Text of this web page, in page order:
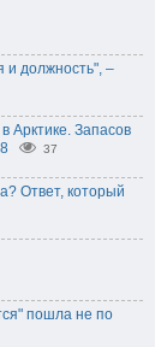
и должность", –
Арктике. Запасов
37
Ответ, который
пошла не по